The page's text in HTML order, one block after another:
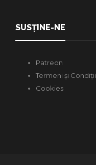
SUSȚINE-NE
Patreon
Termeni și Condiții
Cookies